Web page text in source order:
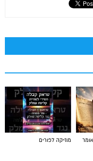
מוזיקה לפורים